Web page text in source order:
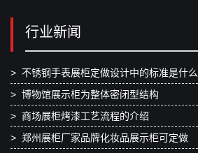
行业新闻
> 不锈钢手表展柜定做设计中的标准是什么
> 博物馆展示柜为整体密闭型结构
> 商场展柜烤漆工艺流程的介绍
> 郑州展柜厂家品牌化妆品展示柜可定做